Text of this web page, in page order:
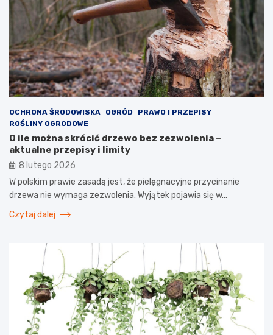
OCHRONA ŚRODOWISKA OGRÓD
PRAWO I PRZEPISY
ROŚLINY OGRODOWE
O ile można skrócić drzewo bez zezwolenia –
aktualne przepisy i limity
8 lutego 2026
W polskim prawie zasadą jest, że pielęgnacyjne przycinanie
drzewa nie wymaga zezwolenia. Wyjątek pojawia się w…
Czytaj dalej